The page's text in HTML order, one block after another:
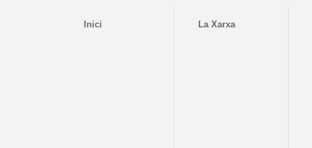
Inici La Xarxa